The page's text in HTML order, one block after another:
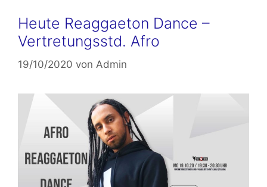
Heute Reaggaeton Dance –
Vertretungsstd. Afro
19/10/2020 von Admin